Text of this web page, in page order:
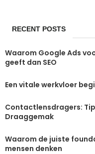
RECENT POSTS
Waarom Google Ads
geeft dan SEO
Een vitale werkvloer
Contactlensdragers:
Draaggemak
Waarom de juiste
mensen denken